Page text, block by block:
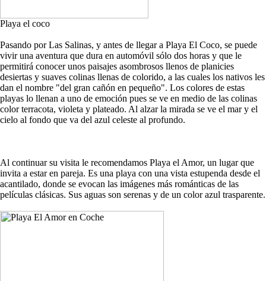
Playa el coco
Pasando por Las Salinas, y antes de llegar a Playa El Coco, se puede
vivir una aventura que dura en automóvil sólo dos horas y que le
permitirá conocer unos paisajes asombrosos llenos de planicies
desiertas y suaves colinas llenas de colorido, a las cuales los nativos les
dan el nombre "del gran cañón en pequeño". Los colores de estas
playas lo llenan a uno de emoción pues se ve en medio de las colinas
color terracota, violeta y plateado. Al alzar la mirada se ve el mar y el
cielo al fondo que va del azul celeste al profundo.
Al continuar su visita le recomendamos Playa el Amor, un lugar que
invita a estar en pareja. Es una playa con una vista estupenda desde el
acantilado, donde se evocan las imágenes más románticas de las
películas clásicas. Sus aguas son serenas y de un color azul trasparente.